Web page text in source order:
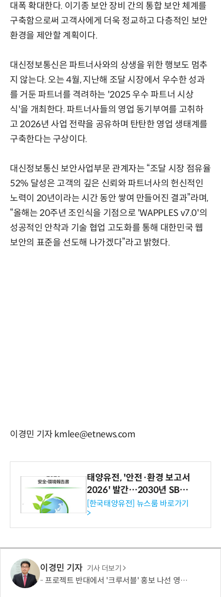
대폭 확대한다. 이기종 보안 장비 간의 통합 보안 체계를
구축함으로써 고객사에게 더욱 정교하고 다층적인 보안
환경을 제안할 계획이다.
대신정보통신은 파트너사와의 상생을 위한 행보도 멈추
지 않는다. 오는 4월, 지난해 조달 시장에서 우수한 성과
를 거둔 파트너를 격려하는 '2025 우수 파트너 시상
식'을 개최한다. 파트너사들의 영업 동기부여를 고취하
고 2026년 사업 전략을 공유하며 탄탄한 영업 생태계를
구축한다는 구상이다.
대신정보통신 보안사업부문 관계자는 “조달 시장 점유율
52% 달성은 고객의 깊은 신뢰와 파트너사의 헌신적인
노력이 20년이라는 시간 동안 쌓여 만들어진 결과”라며,
“올해는 20주년 조인식을 기점으로 'WAPPLES v7.0'의
성공적인 안착과 기술 협업 고도화를 통해 대한민국 웹
보안의 표준을 선도해 나가겠다”라고 밝혔다.
이경민 기자 kmlee@etnews.com
태양유전, '안전·환경 보고서
2026' 발간…2030년 SBT
수준 온실가스 감축 추진
[한국태양유전] 뉴스룸 바로가기
>
이경민 기자 기사 더보기
프로젝트 반대에서 '크루서블' 홍보 나선 영풍·MBK, '말바꾸기' 이어 '주주권' 논란